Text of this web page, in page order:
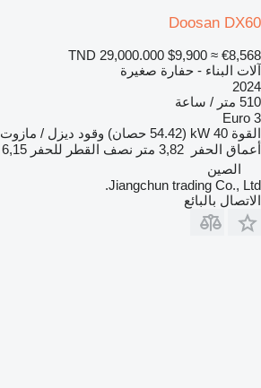
Doosan DX60
TND 29,000.000 $9,900 ≈ €8,568
آلات البناء - حفارة صغيرة
2024
510 متر / ساعة
Euro 3
القوة 40 kW (54.42 حصان) وقود ديزل / مازوت
أعماق الحفر
3,82 متر نصف القطر للحفر 6,15 متر
الصين
Jiangchun trading Co., Ltd.
الاتصال بالبائع